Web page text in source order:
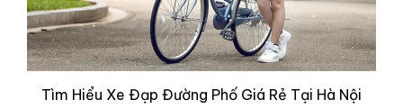
Tìm Hiểu Xe Đạp Đường Phố Giá Rẻ Tại Hà Nội